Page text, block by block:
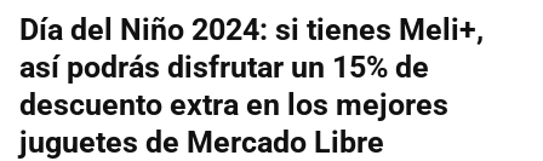
Día del Niño 2024: si tienes Meli+,
así podrás disfrutar un 15% de
descuento extra en los mejores
juguetes de Mercado Libre